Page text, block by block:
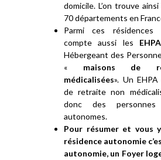
domicile. L’on trouve
70 départements en
Parmi ces résidences
compte aussi les EHPA
Hébergeant des
« maisons de
médicalisées». Un
de retraite non
donc des
autonomes.
Pour résumer et vous
résidence autonomie
autonomie, un Foyer